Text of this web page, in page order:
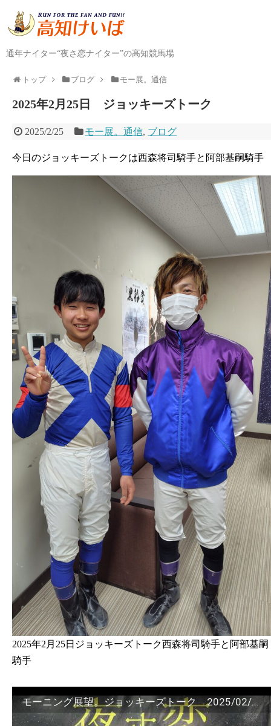
通年ナイター“夜さ恋ナイター”の高知競馬場
トップ ブログ モー展。通信
2025年2月25日 ジョッキーズトーク
2025/2/25 モー展。通信, ブログ
今日のジョッキーズトークは西森将司騎手と阿部基嗣騎手
2025年2月25日ジョッキーズトーク西森将司騎手と阿部基嗣
騎手
モーニング展望。ジョッキーズトーク 2025/02/25